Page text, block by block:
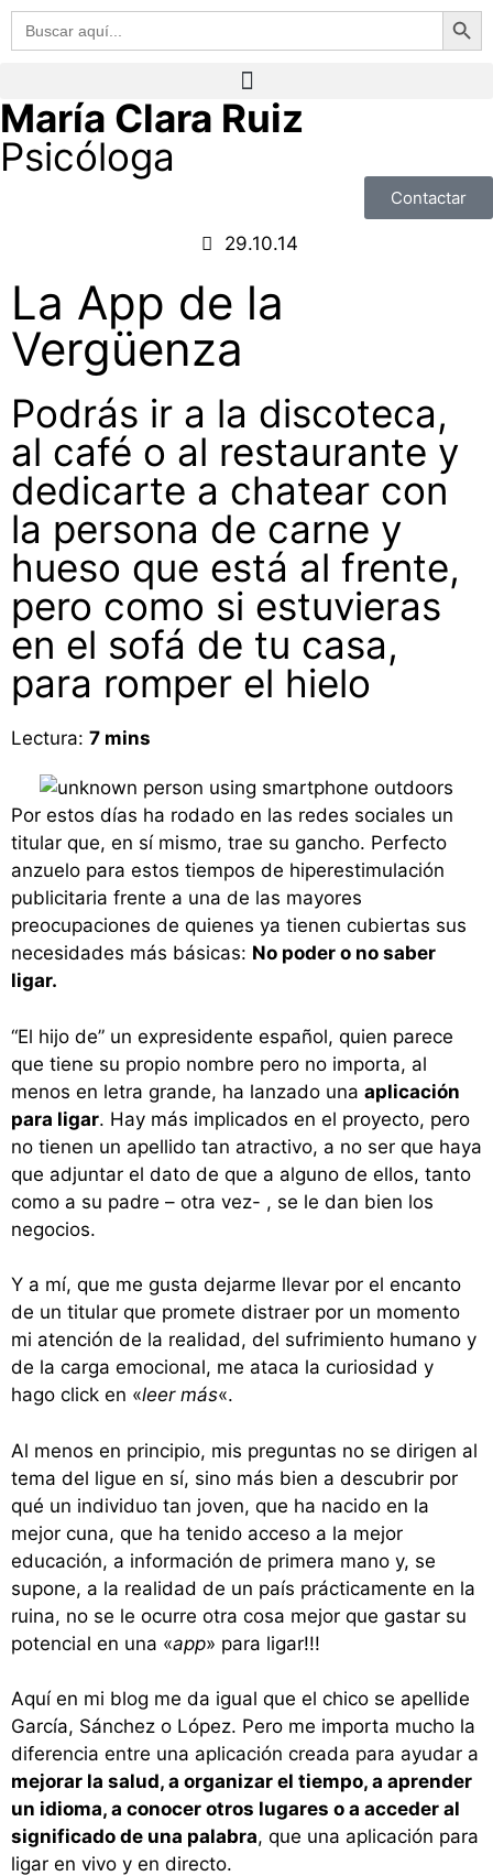
Buscar: Botón de
María Clara Ruiz
Psicóloga
Contactar
29.10.14
La App de la
Vergüenza
Podrás ir a la discoteca,
al café o al restaurante y
dedicarte a chatear con
la persona de carne y
hueso que está al frente,
pero como si estuvieras
en el sofá de tu casa,
para romper el hielo
Lectura: 7 mins
Por estos días ha rodado en las redes sociales un
titular que, en sí mismo, trae su gancho. Perfecto
anzuelo para estos tiempos de hiperestimulación
publicitaria frente a una de las mayores
preocupaciones de quienes ya tienen cubiertas sus
necesidades más básicas: No poder o no saber
ligar.
“El hijo de” un expresidente español, quien parece
que tiene su propio nombre pero no importa, al
menos en letra grande, ha lanzado una aplicación
para ligar. Hay más implicados en el proyecto, pero
no tienen un apellido tan atractivo, a no ser que haya
que adjuntar el dato de que a alguno de ellos, tanto
como a su padre – otra vez- , se le dan bien los
negocios.
Y a mí, que me gusta dejarme llevar por el encanto
de un titular que promete distraer por un momento
mi atención de la realidad, del sufrimiento humano y
de la carga emocional, me ataca la curiosidad y
hago click en «leer más«.
Al menos en principio, mis preguntas no se dirigen al
tema del ligue en sí, sino más bien a descubrir por
qué un individuo tan joven, que ha nacido en la
mejor cuna, que ha tenido acceso a la mejor
educación, a información de primera mano y, se
supone, a la realidad de un país prácticamente en la
ruina, no se le ocurre otra cosa mejor que gastar su
potencial en una «app» para ligar!!!
Aquí en mi blog me da igual que el chico se apellide
García, Sánchez o López. Pero me importa mucho la
diferencia entre una aplicación creada para ayudar a
mejorar la salud, a organizar el tiempo, a aprender
un idioma, a conocer otros lugares o a acceder al
significado de una palabra, que una aplicación para
ligar en vivo y en directo.